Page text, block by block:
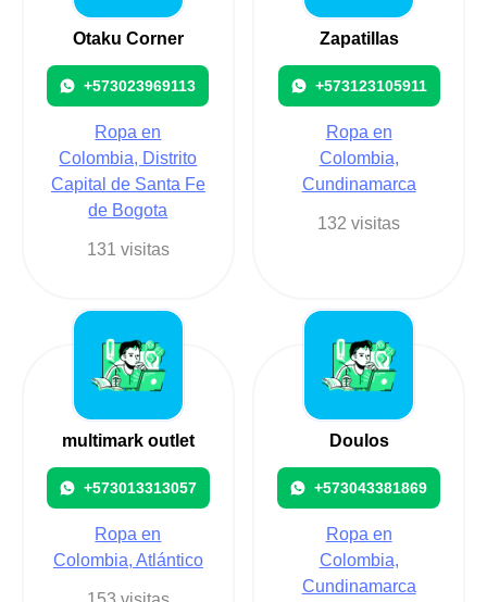
Otaku Corner
+573023969113
Ropa en
Colombia, Distrito
Capital de Santa Fe
de Bogota
131 visitas
Zapatillas
+573123105911
Ropa en
Colombia,
Cundinamarca
132 visitas
multimark outlet
+573013313057
Ropa en
Colombia, Atlántico
Doulos
+573043381869
Ropa en
Colombia,
Cundinamarca